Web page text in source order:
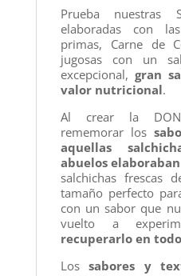
Prueba nuestras
elaboradas con
primas, Carne de
jugosas con un
excepcional,gran
valor nutricional.
Al crear la
rememorar los
aquellas
abuelos
salchichas frescas
tamaño perfecto
con un sabor que
vuelto a
recuperarlo en
Lossabores y